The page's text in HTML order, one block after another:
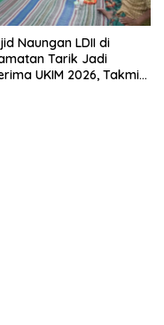
Naungan LDII di
Tarik Jadi
UKIM 2026, Takmir